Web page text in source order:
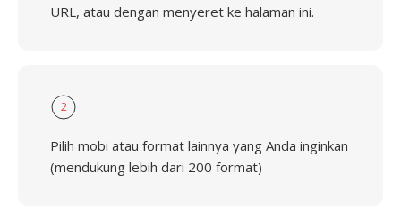
URL, atau dengan menyeret ke halaman ini.
2
Pilih mobi atau format lainnya yang Anda inginkan
(mendukung lebih dari 200 format)